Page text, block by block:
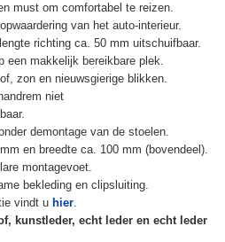
must om comfortabel te reizen.
van het auto-interieur.
richting ca. 50 mm uitschuifbaar.
een makkelijk bereikbare plek.
zon en nieuwsgierige blikken.
niet
demontage van de stoelen.
en breedte ca. 100 mm (bovendeel).
montagevoet.
bekleding en clipsluiting.
vindt u hier.
kunstleder, echt leder en echt leder